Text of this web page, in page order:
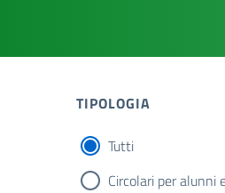
TIPOLOGIA
Tutti
Circolari per alunni